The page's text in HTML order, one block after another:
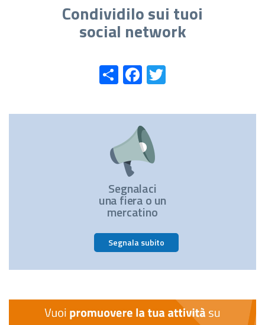
Condividilo sui tuoi
social network
ShareFacebook
Segnalaci
una fiera o un
mercatino
Segnala subito